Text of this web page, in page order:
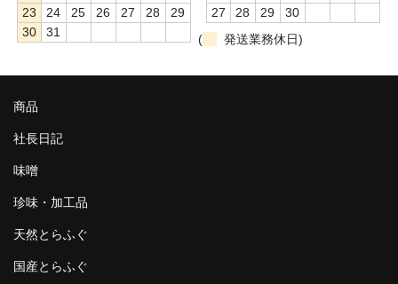
23
24 25 26 27 28
29
30
31
27
28 29
30
(
発送業務休日)
商品
社長日記
味噌
珍味・加工品
天然とらふぐ
国産とらふぐ